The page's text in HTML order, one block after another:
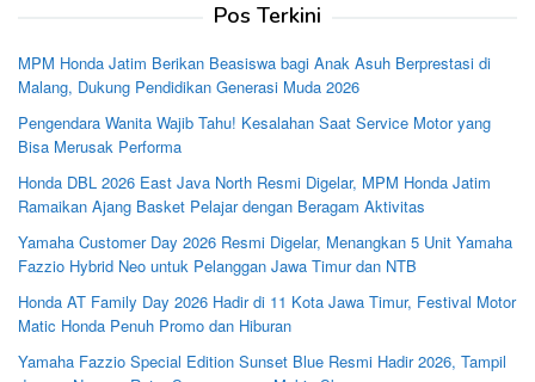
Pos Terkini
MPM Honda Jatim Berikan Beasiswa bagi Anak Asuh Berprestasi di
Malang, Dukung Pendidikan Generasi Muda 2026
Pengendara Wanita Wajib Tahu! Kesalahan Saat Service Motor yang
Bisa Merusak Performa
Honda DBL 2026 East Java North Resmi Digelar, MPM Honda Jatim
Ramaikan Ajang Basket Pelajar dengan Beragam Aktivitas
Yamaha Customer Day 2026 Resmi Digelar, Menangkan 5 Unit Yamaha
Fazzio Hybrid Neo untuk Pelanggan Jawa Timur dan NTB
Honda AT Family Day 2026 Hadir di 11 Kota Jawa Timur, Festival Motor
Matic Honda Penuh Promo dan Hiburan
Yamaha Fazzio Special Edition Sunset Blue Resmi Hadir 2026, Tampil